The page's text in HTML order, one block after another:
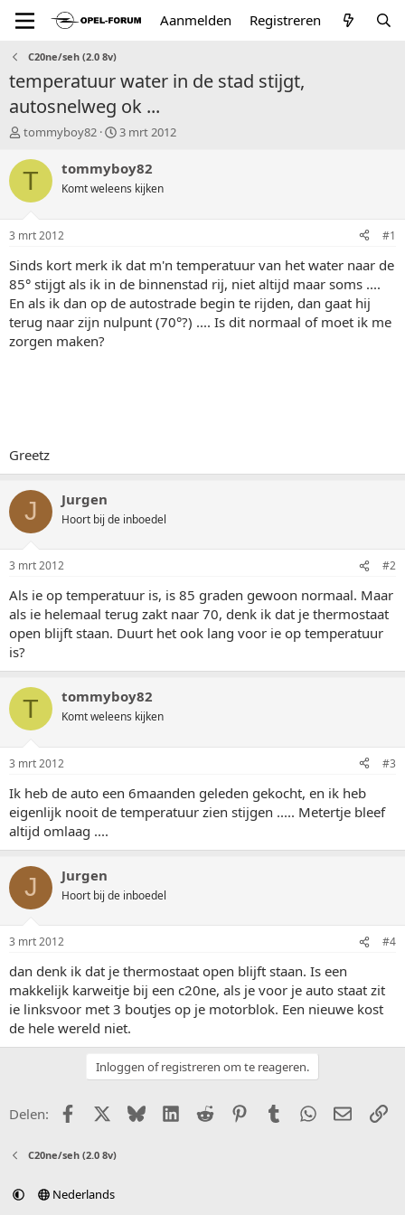
Aanmelden Registreren
C20ne/seh (2.0 8v)
temperatuur water in de stad stijgt,
autosnelweg ok ...
T
p
a
r
t
e
r
tommyboy82
S
a
t
u
m
3 mrt 2012
T tommyboy82
Komt weleens kijken
3 mrt 2012 #1
Sinds kort merk ik dat m'n temperatuur van het water naar de
85° stijgt als ik in de binnenstad rij, niet altijd maar soms ....
En als ik dan op de autostrade begin te rijden, dan gaat hij
terug naar zijn nulpunt (70°?) .... Is dit normaal of moet ik me
zorgen maken?
Greetz
J Jurgen
Hoort bij de inboedel
3 mrt 2012 #2
Als ie op temperatuur is, is 85 graden gewoon normaal. Maar
als ie helemaal terug zakt naar 70, denk ik dat je thermostaat
open blijft staan. Duurt het ook lang voor ie op temperatuur
is?
T tommyboy82
Komt weleens kijken
3 mrt 2012 #3
Ik heb de auto een 6maanden geleden gekocht, en ik heb
eigenlijk nooit de temperatuur zien stijgen ..... Metertje bleef
altijd omlaag ....
J Jurgen
Hoort bij de inboedel
3 mrt 2012 #4
dan denk ik dat je thermostaat open blijft staan. Is een
makkelijk karweitje bij een c20ne, als je voor je auto staat zit
ie linksvoor met 3 boutjes op je motorblok. Een nieuwe kost
de hele wereld niet.
Inloggen of registreren om te reageren.
Delen: FacebookX (Twitter)
BlueskyLinkedIn
Reddit PinterestTumblr WhatsApp
E-mail
C20ne/seh (2.0 8v)
Nederlands